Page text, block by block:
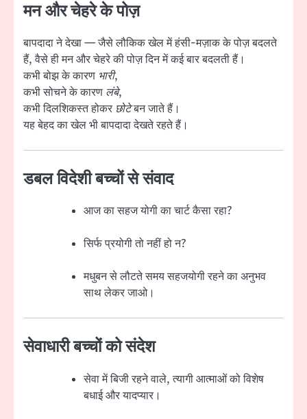
मन और चेहरे के पोज़
बापदादा ने देखा — जैसे लौकिक खेल में हंसी-मज़ाक के पोज़ बदलते
हैं, वैसे ही मन और चेहरे की पोज़ दिन में कई बार बदलती हैं।
कभी बोझ के कारण भारी,
कभी सोचने के कारण लंबे,
कभी दिलशिकस्त होकर छोटेबन जाते हैं।
यह बेहद का खेल भी बापदादा देखते रहते हैं।
डबल विदेशी बच्चों से संवाद
आज का सहज योगी का चार्ट कैसा रहा?
सिर्फ प्रयोगी तो नहीं हो न?
मधुबन से लौटते समय सहजयोगी रहने का अनुभव
साथ लेकर जाओ।
सेवाधारी बच्चों को संदेश
सेवा में बिजी रहने वाले, त्यागी आत्माओं को विशेष
बधाई और यादप्यार।